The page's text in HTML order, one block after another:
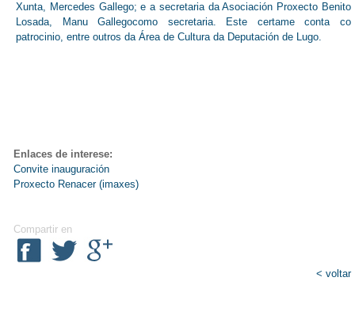
Xunta, Mercedes Gallego; e a secretaria da Asociación Proxecto Benito
Losada, Manu Gallegocomo secretaria. Este certame conta co
patrocinio, entre outros da Área de Cultura da Deputación de Lugo.
Enlaces de interese:
Convite inauguración
Proxecto Renacer (imaxes)
Compartir en
< voltar